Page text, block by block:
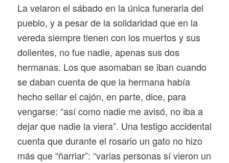
La velaron el sábado en la única funeraria del
pueblo, y a pesar de la solidaridad que en la
vereda siempre tienen con los muertos y sus
dolientes, no fue nadie, apenas sus dos
hermanas. Los que asomaban se iban cuando
se daban cuenta de que la hermana había
hecho sellar el cajón, en parte, dice, para
vengarse: “así como nadie me avisó, no iba a
dejar que nadie la viera”. Una testigo accidental
cuenta que durante el rosario un gato no hizo
más que “ñarriar”: “varias personas sí vieron un